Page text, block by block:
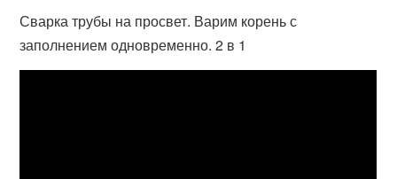
Сварка трубы на просвет. Варим корень с
заполнением одновременно. 2 в 1